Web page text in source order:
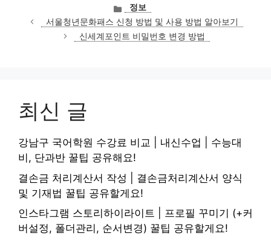
카
테
고
리
정보
서울청년문화패스 신청 방법 및 사용 방법 알아보기
신세계포인트 비밀번호 변경 방법
최신 글
강남구 국어학원 수강료 비교 | 내신수업 | 수능대
비, 단과반 꿀팁 공유해요!
결손금 처리계산서 작성 | 결손금처리계산서 양식
및 기재법 꿀팁 공유할게요!
인스타그램 스토리하이라이트 | 프로필 꾸미기 (+커
버설정, 폴더관리, 순서변경) 꿀팁 공유할게요!